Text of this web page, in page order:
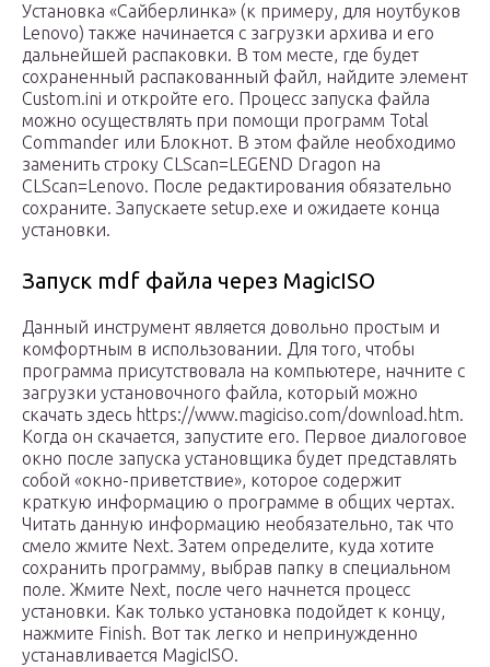
Установка «Сайберлинка» (к примеру, для ноутбуков
Lenovo) также начинается с загрузки архива и его
дальнейшей распаковки. В том месте, где будет
сохраненный распакованный файл, найдите элемент
Custom.ini и откройте его. Процесс запуска файла
можно осуществлять при помощи программ Total
Commander или Блокнот. В этом файле необходимо
заменить строку CLScan=LEGEND Dragon на
CLScan=Lenovo. После редактирования обязательно
сохраните. Запускаете setup.exe и ожидаете конца
установки.
Запуск mdf файла через MagicISO
Данный инструмент является довольно простым и
комфортным в использовании. Для того, чтобы
программа присутствовала на компьютере, начните с
загрузки установочного файла, который можно
скачать здесь https://www.magiciso.com/download.htm.
Когда он скачается, запустите его. Первое диалоговое
окно после запуска установщика будет представлять
собой «окно-приветствие», которое содержит
краткую информацию о программе в общих чертах.
Читать данную информацию необязательно, так что
смело жмите Next. Затем определите, куда хотите
сохранить программу, выбрав папку в специальном
поле. Жмите Next, после чего начнется процесс
установки. Как только установка подойдет к концу,
нажмите Finish. Вот так легко и непринужденно
устанавливается MagicISO.